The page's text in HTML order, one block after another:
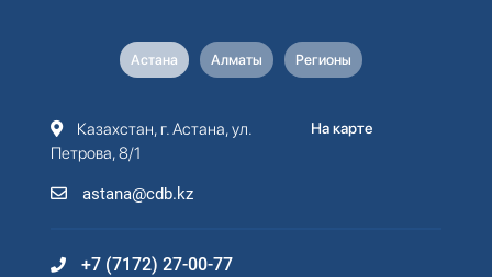
Астана Алматы Регионы
Казахстан, г. Астана, ул.
Петрова, 8/1
astana@cdb.kz
На карте
+7 (7172) 27-00-77